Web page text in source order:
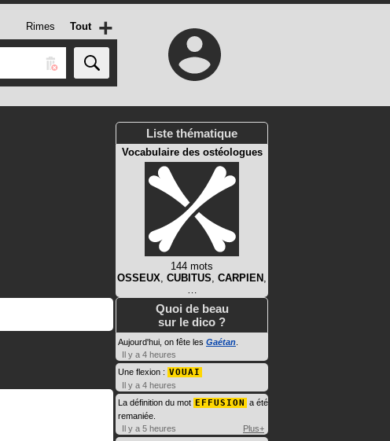
Rimes Tout +
Liste thématique
Vocabulaire des ostéologues
144 mots
OSSEUX, CUBITUS, CARPIEN ,
…
Quoi de beau
sur le dico ?
Aujourd'hui, on fête les Gaétan
Il y a 4 heures
Une flexion : VOUAI
Il y a 4 heures
La définition du mot EFFUSION a été
remaniée.
Il y a 5 heures
Plus+